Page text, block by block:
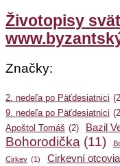
Životopisy
Značky:
2. nedeľa po Päťdesiatnici
9. nedeľa po Päťdesiatnici
Apoštol Tomáš (2) Bazil
Bohorodička (11)
Cirkev (1) Cirkevní otcovia